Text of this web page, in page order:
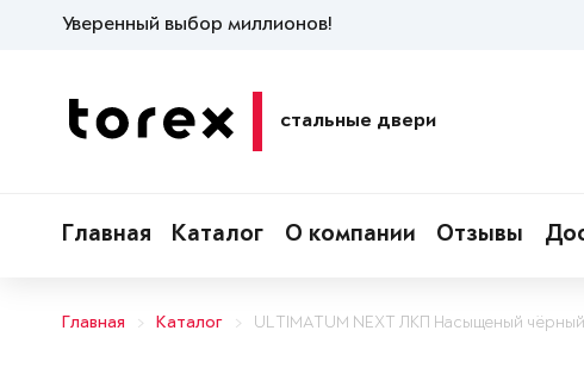
Уверенный выбор миллионов!
стальные двери
Главная Каталог О компании Отзывы
Главная Каталог ULTIMATUM NEXT ЛКП Насыщеный чёрный